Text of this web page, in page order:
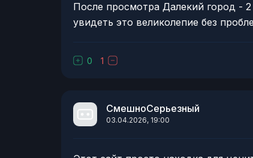
После просмотра Далекий город -
увидеть это великолепие без
0 1
СмешноСерьезный
03.04.2026, 19:00